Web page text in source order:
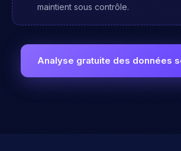
maintient sous contrôle.
Analyse gratuite des données